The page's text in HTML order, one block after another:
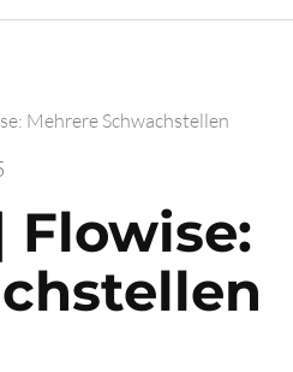
Mehrere Schwachstellen